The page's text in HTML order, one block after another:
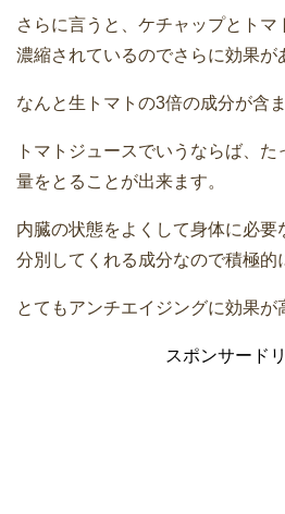
さらに言うと、ケチャップとト
濃縮されているのでさらに効果が
なんと生トマトの3倍の成分が含
トマトジュースでいうならば、
量をとることが出来ます。
内臓の状態をよくして身体に必要
分別してくれる成分なので積極的
とてもアンチエイジングに効果が
スポンサード